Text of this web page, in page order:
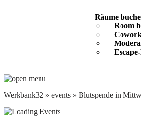
Räume
Room
Werkbank32 » events » Blutspende in